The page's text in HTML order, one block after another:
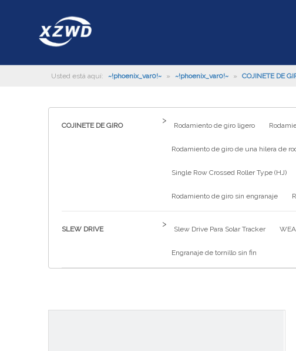
Usted está aquí: ~!phoenix_var0!~ » ~!phoenix_var0!~ » COJINETE DE
COJINETE DE GIRO
>
Rodamiento de giro ligero
Rodamiento de giro de una hilera de
Single Row Crossed Roller Type (HJ)
Rodamiento de giro sin engranaje
SLEW DRIVE
>
Slew Drive Para Solar Tracker
Engranaje de tornillo sin fin